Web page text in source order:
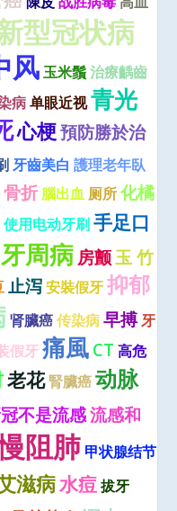
型冠状病
风 玉米鬚 治療齲齒
病 单眼近视青光
心梗預防勝於治
牙齒美白 護理老年臥
骨折 腦出血 厕所 化橘
使用电动牙刷 手足口
牙周病房颤玉 竹
止泻 安裝假牙 抑郁
肾臟癌 传染病 早搏牙
假牙 痛風CT 高危
老花腎臟癌 动脉
不是流感流感和
阻肺 甲状腺结节
滋病水痘 拔牙